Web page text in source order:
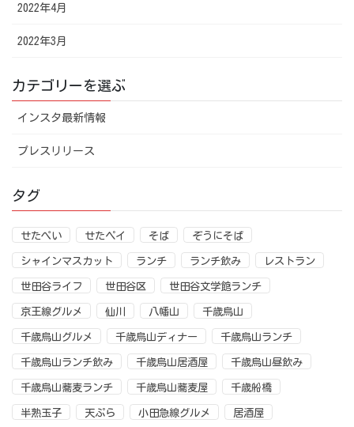
2022年4月
2022年3月
カテゴリーを選ぶ
インスタ最新情報
プレスリリース
タグ
せたぺい せたペイ そば ぞうにそば
シャインマスカット ランチ ランチ飲み レストラン
世田谷ライフ 世田谷区 世田谷文学館ランチ
京王線グルメ 仙川 八幡山 千歳烏山
千歳烏山グルメ 千歳烏山ディナー 千歳烏山ランチ
千歳烏山ランチ飲み 千歳烏山居酒屋 千歳烏山昼飲み
千歳烏山蕎麦ランチ 千歳烏山蕎麦屋 千歳船橋
半熟玉子 天ぷら 小田急線グルメ 居酒屋